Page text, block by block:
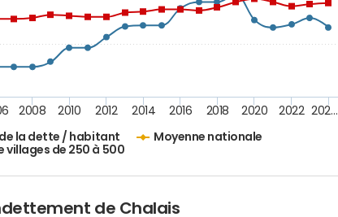
la dette / habitant
Moyenne nationale
villages de 250 à 500
2008 2010 2012 2014 2016 2018 2020 2022 202…
de Chalais